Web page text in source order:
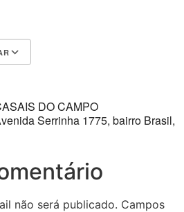
DO CAMPO
Serrinha 1775, bairro Brasil,
não será publicado. Campos